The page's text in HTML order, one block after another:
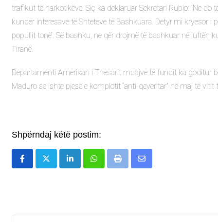
trafikut të narkotikëve. Siç ka deklaruar Sekretari Rubio: ‘Ne
kundër interesave të Shteteve të Bashkuara. Detyrimi kryesor
popullit tonë’. Së bashku, ne qëndrojmë të bashkuar në
Tiranë.
Departamenti Amerikan i Thesarit muajve të fundit ka goditur
Maduro se ishte pjesë e komplotit “anti-qeveritar” në maj të vitit
Shpërndaj këtë postim:
LinkedInWhatsappPrint
Share